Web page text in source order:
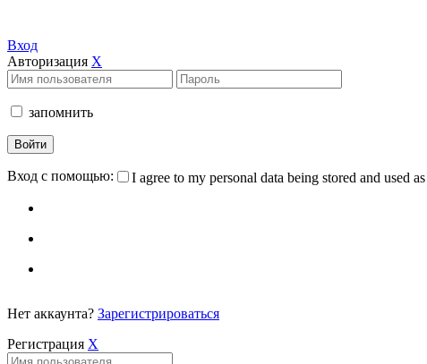
Вход
Авторизация X
запомнить
Вход с помощью: I agree to my personal data being stored and used
Нет аккаунта? Зарегистрироваться
Регистрация X